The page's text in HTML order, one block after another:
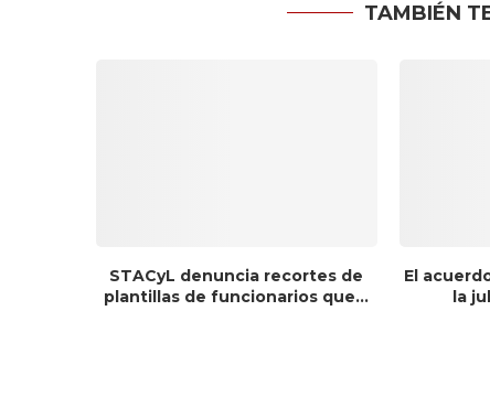
TAMBIÉN
STACyL denuncia recortes de
plantillas de funcionarios que...
El
la